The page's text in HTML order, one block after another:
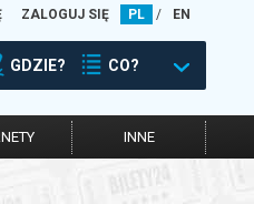
ZALOGUJ SIĘ PL / EN
GDZIE? CO?
INNE